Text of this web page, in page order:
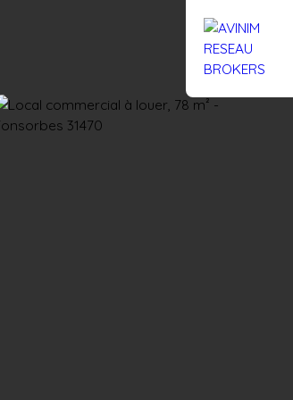
Actualités Nous contacter